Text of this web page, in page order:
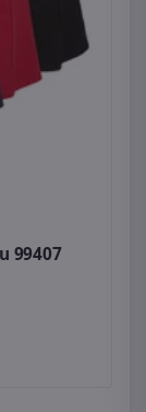
99407